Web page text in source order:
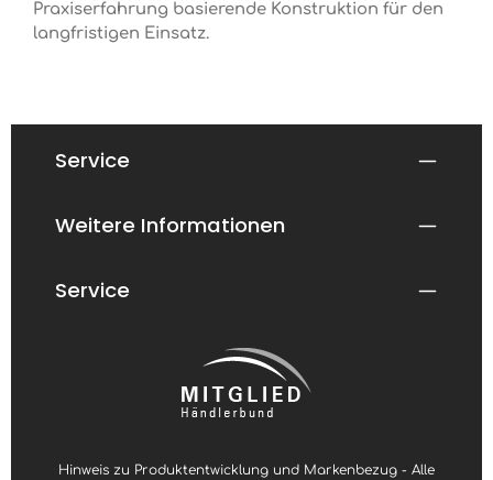
Praxiserfahrung basierende Konstruktion für den
langfristigen Einsatz.
Service
Weitere Informationen
Service
Hinweis zu Produktentwicklung und Markenbezug - Alle